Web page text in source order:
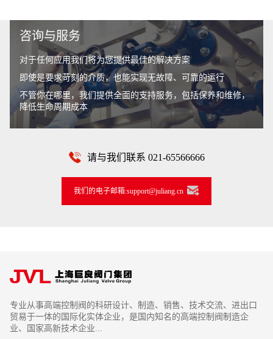
咨询与服务
对于任何应用我们将为您提供最佳的解决方案
即使是要求苛刻的介质，也能实现无故障、可靠的运行
不管你在哪里，我们提供全面的支持服务，包括保养和维修，
降低生命周期成本
请与我们联系 021-65566666
我们的电子邮箱:support@juliang.cn
专业从事高端控制阀的科研设计、制造、销售、技术交流、进出口
贸易于一体的国际化实体企业，是国内知名的高端控制阀制造企
业、国家高新技术企业...